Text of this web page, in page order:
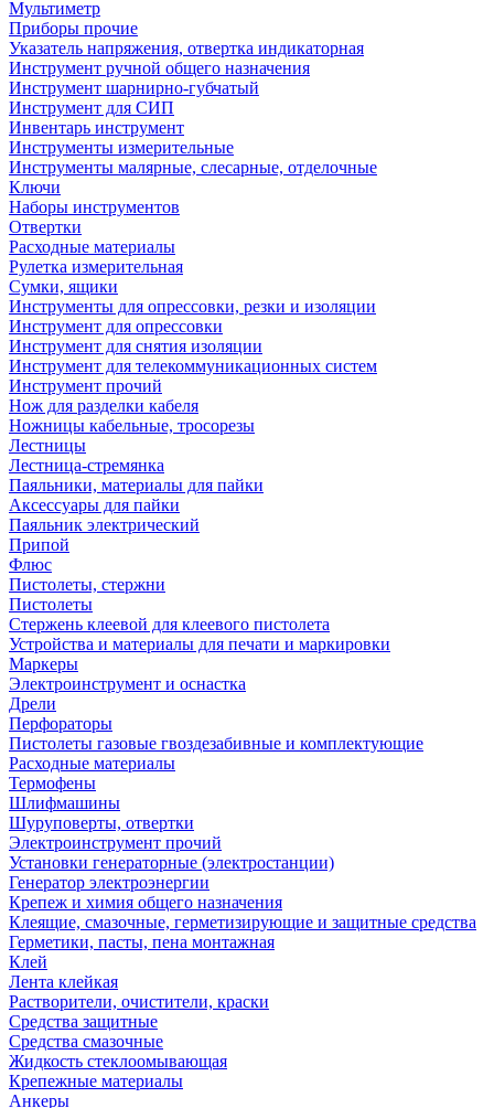
Мультиметр
Приборы прочие
Указатель напряжения, отвертка индикаторная
Инструмент ручной общего назначения
Инструмент шарнирно-губчатый
Инструмент для СИП
Инвентарь инструмент
Инструменты измерительные
Инструменты малярные, слесарные, отделочные
Ключи
Наборы инструментов
Отвертки
Расходные материалы
Рулетка измерительная
Сумки, ящики
Инструменты для опрессовки, резки и изоляции
Инструмент для опрессовки
Инструмент для снятия изоляции
Инструмент для телекоммуникационных систем
Инструмент прочий
Нож для разделки кабеля
Ножницы кабельные, тросорезы
Лестницы
Лестница-стремянка
Паяльники, материалы для пайки
Аксессуары для пайки
Паяльник электрический
Припой
Флюс
Пистолеты, стержни
Пистолеты
Стержень клеевой для клеевого пистолета
Устройства и материалы для печати и маркировки
Маркеры
Электроинструмент и оснастка
Дрели
Перфораторы
Пистолеты газовые гвоздезабивные и комплектующие
Расходные материалы
Термофены
Шлифмашины
Шуруповерты, отвертки
Электроинструмент прочий
Установки генераторные (электростанции)
Генератор электроэнергии
Крепеж и химия общего назначения
Клеящие, смазочные, герметизирующие и защитные средства
Герметики, пасты, пена монтажная
Клей
Лента клейкая
Растворители, очистители, краски
Средства защитные
Средства смазочные
Жидкость стеклоомывающая
Крепежные материалы
Анкеры